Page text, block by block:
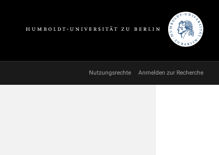
Nutzungsrechte Anmelden zur Recherche